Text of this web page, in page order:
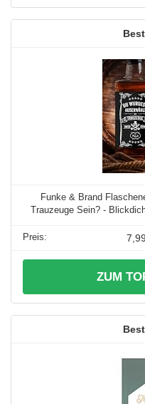
Funke & Brand
Trauzeuge Sein? -
ZUM